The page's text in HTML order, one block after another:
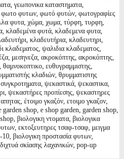
γεωπονικα καταστηματα,
φωτο φυτων, φωτό φυτών, φωτογραφίες
φυτα, χώμα, χωμα, τύρφη, τυρφη,
κλαδεμένα φυτά, κλαδεμενα φυτα,
κλαδευτήρια, κλαδευτηρι,
κλαδεματος, ψαλιδια κλαδεματος,
μεσηνεζα, ακροκόπτης, ακροκόπτης,
θαμνοκοπτικο, ευθυγραμμιστης,
κλαδιών, θρυμματιστης
ψεκαστικά, ψεκαστικα,
ψεκαστήρες προπίεσης, ψεκαστηρες
έτοιμο γκαζόν, ετοιμο γκαζον,
shop, e shop garden, garden shop,
βιολογικη ντοματα, βιολογικα
εκτοξευτηρες τσαφ-τσαφ, μειγμα
βιολογικη προστασία φυτων,
σκίασης λαχανικών, pop-up